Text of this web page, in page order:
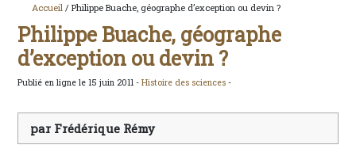
Accueil / Philippe Buache, géographe d’exception ou devin ?
Philippe Buache, géographe
d’exception ou devin ?
Publié en ligne le 15 juin 2011 -Histoire des sciences -
par Frédérique Rémy